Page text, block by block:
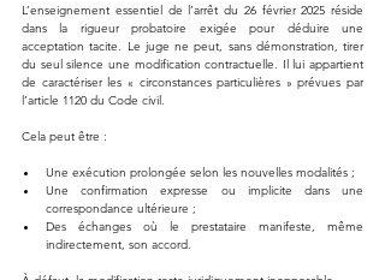
L’enseignement essentiel de l’arrêt du 26 février 2025 réside
dans la rigueur probatoire exigée pour déduire une
acceptation tacite. Le juge ne peut, sans démonstration, tirer
du seul silence une modification contractuelle. Il lui appartient
de caractériser les « circonstances particulières » prévues par
l’article 1120 du Code civil.
Cela peut être :
Une exécution prolongée selon les nouvelles modalités ;
Une confirmation expresse ou implicite dans une
correspondance ultérieure ;
Des échanges où le prestataire manifeste, même
indirectement, son accord.